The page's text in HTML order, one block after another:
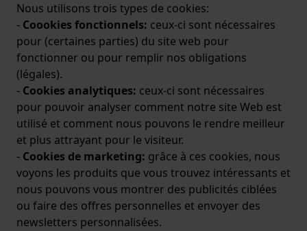
Nous utilisons trois types de cookies:
- Coookies fonctionnels: ceux-ci sont nécessaires
pour (certaines parties) du site web pour
fonctionner ou pour remplir nos obligations
(légales).
- Cookies analytiques: ceux-ci sont nécessaires
pour pouvoir analyser comment notre site Web est
utilisé et comment nous pouvons le rendre meilleur
et plus attrayant pour le visiteur.
- Cookies de marketing: grâce à ces cookies, nous
voyons les produits que vous trouvez intéressants et
nous pouvons vous montrer des publicités ciblées
ou faire des offres personnelles et envoyer des
newsletters personnalisées.